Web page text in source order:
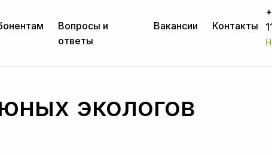
Вопросы и
ответы
Вакансии Контакты
экологов